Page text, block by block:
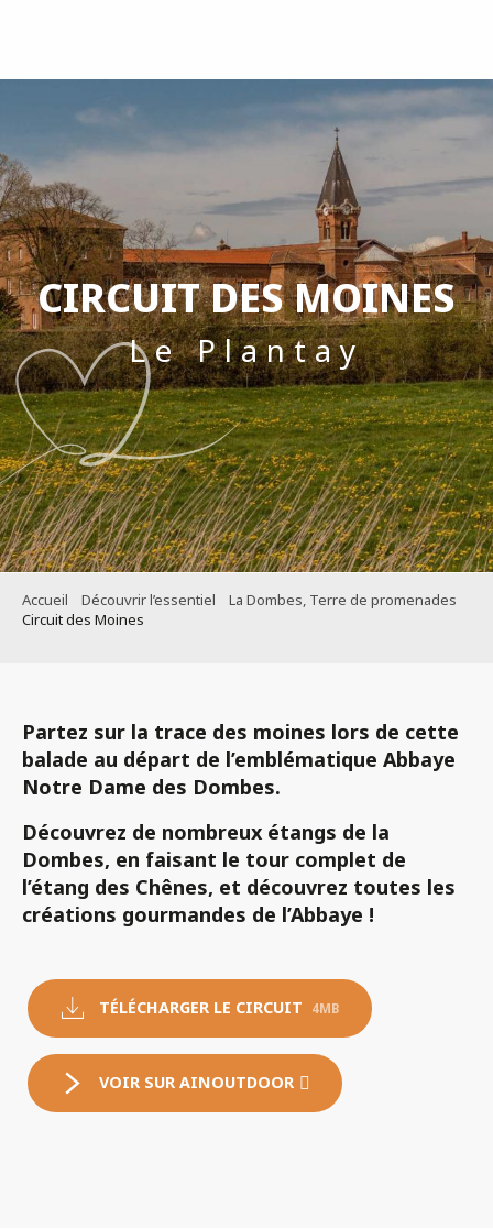
CIRCUIT DES MOINES
Le Plantay
Accueil Découvrir l’essentiel
La Dombes, Terre de promenades
Circuit des Moines
Partez sur la trace des moines lors de cette
balade au départ de l’emblématique Abbaye
Notre Dame des Dombes.
Découvrez de nombreux étangs de la
Dombes, en faisant le tour complet de
l’étang des Chênes, et découvrez toutes les
créations gourmandes de l’Abbaye !
TÉLÉCHARGER LE CIRCUIT 4MB
VOIR SUR AINOUTDOOR